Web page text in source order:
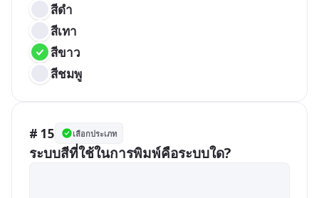
สีดำ
สีเทา
สีขาว
สีชมพู
# 15 เลือกประเภท
ระบบสีที่ใช้ในการพิมพ์คือระบบใด?